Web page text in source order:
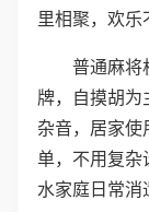
里相聚，欢乐
普通麻将
牌，自摸胡
杂音，居家使
单，不用复杂
水家庭日常消